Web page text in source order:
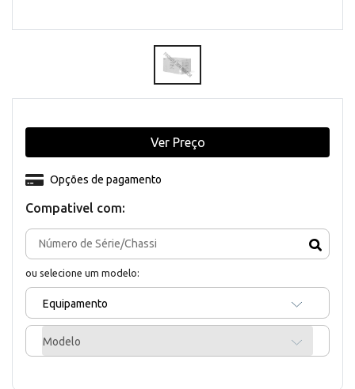
Compativel com:
ou selecione um modelo:
Equipamento
Modelo
Opções de pagamento
Ver Preço